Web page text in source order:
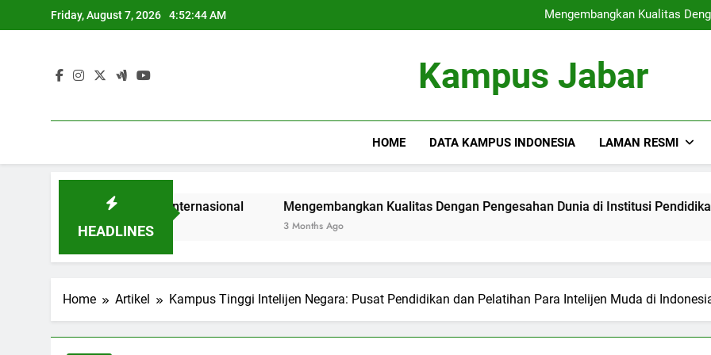
to
Friday, August 7, 2026 4:52:45 AM
Mengembangkan Kualitas
Blended
Mengembangkan Kualitas
Blended
Kampus Jabar
HOME DATA KAMPUS INDONESIA LAMAN RESMI
HEADLINES
di Era Internasional Mengembangkan Kualitas Dengan Pengesahan Dunia di Institusi Pendidikan
Home Artikel Kampus Tinggi Intelijen Negara: Pusat Pendidikan dan Pelatihan Para Intelijen Muda di